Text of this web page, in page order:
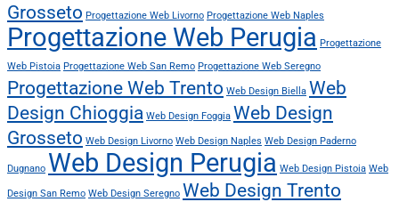
Grosseto Progettazione Web Livorno Progettazione Web Naples
Progettazione Web Perugia Progettazione
Web Pistoia Progettazione Web San Remo Progettazione Web Seregno
Progettazione Web Trento Web Design Biella Web
Design Chioggia Web Design Foggia Web Design
Grosseto Web Design Livorno Web Design Naples Web Design Paderno
Dugnano Web Design Perugia Web Design Pistoia Web
Design San Remo Web Design Seregno Web Design Trento